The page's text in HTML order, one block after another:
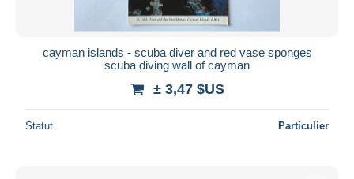
cayman islands - scuba diver and red vase sponges
scuba diving wall of cayman
± 3,47 $US
Statut Particulier